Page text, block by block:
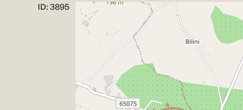
ID: 3895